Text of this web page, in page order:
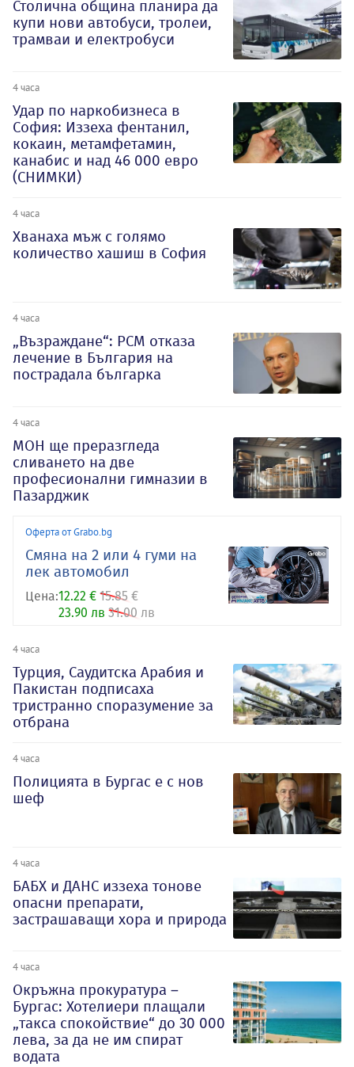
Столична община планира да
купи нови автобуси, тролеи,
трамваи и електробуси
4 часа
Удар по наркобизнеса в
София: Иззеха фентанил,
кокаин, метамфетамин,
канабис и над 46 000 евро
(СНИМКИ)
4 часа
Хванаха мъж с голямо
количество хашиш в София
4 часа
„Възраждане“: РСМ отказа
лечение в България на
пострадала българка
4 часа
МОН ще преразгледа
сливането на две
професионални гимназии в
Пазарджик
Оферта от Grabo.bg
Смяна на 2 или 4 гуми на
лек автомобил
Цена:12.22 € 15.85 €
23.90 лв 31.00 лв
4 часа
Турция, Саудитска Арабия и
Пакистан подписаха
тристранно споразумение за
отбрана
4 часа
Полицията в Бургас е с нов
шеф
4 часа
БАБХ и ДАНС иззеха тонове
опасни препарати,
застрашаващи хора и природа
4 часа
Окръжна прокуратура –
Бургас: Хотелиери плащали
„такса спокойствие“ до 30 000
лева, за да не им спират
водата